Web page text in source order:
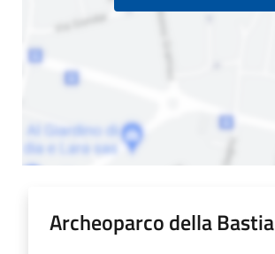
Archeoparco della Bastia